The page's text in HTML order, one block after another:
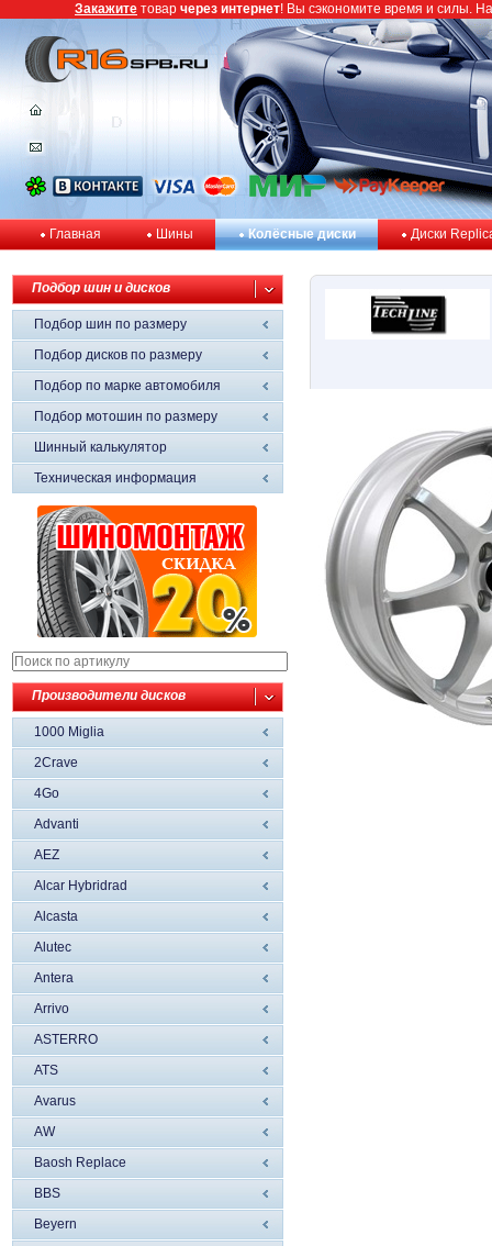
Главная Шины Колёсные диски Диски
Подбор шин и дисков
Подбор шин по размеру
Подбор дисков по размеру
Подбор по марке автомобиля
Подбор мотошин по размеру
Шинный калькулятор
Техническая информация
Производители дисков
1000 Miglia
2Crave
4Go
Advanti
AEZ
Alcar Hybridrad
Alcasta
Alutec
Antera
Arrivo
ASTERRO
ATS
Avarus
AW
Baosh Replace
BBS
Beyern
Закажите товар через интернет! Вы сэкономите время и силы.